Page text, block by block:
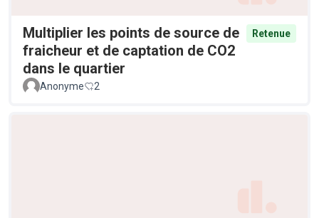
Multiplier les points de source de
fraicheur et de captation de CO2
dans le quartier
Retenue
Anonyme 2